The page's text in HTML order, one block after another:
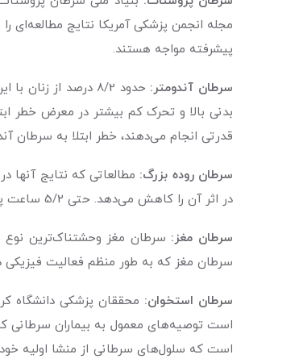
پیشرفته مواجه هستند.
سرطان آندومتر:
حدود 8/2 درصد از
بدنی بالا و تحرک کم بیشتر در معرض خطر
قدرتی انجام می‌دهند، خطر ابتلا به
سرطان روده بزرگ:
در اثر آن را کاهش می‌دهد. حتی 5/2 ساعت پیاده‌روی در هفته می‌تواند تاثیر قابل توجهی رد میزان مرگ و میر ناشی از سرطان روده بزرگ داشته باشد.
سرطان مغز:
سرطان مغز که به طور منظم فعالیت فیزیکی
سرطان استخوان: محققان پزشکی دانشگاه
است توصیه‌های معمول به بیماران سرطانی
است که سلول‌های سرطانی از منشا اولیه